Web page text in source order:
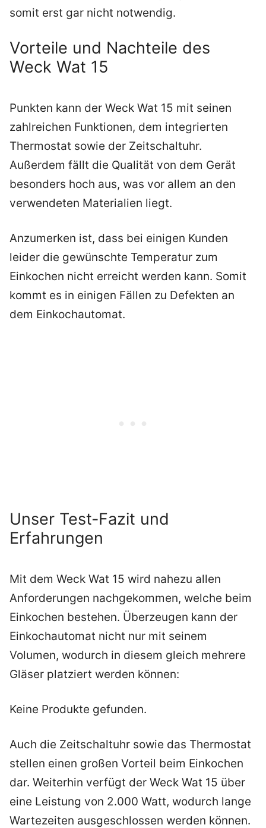
somit erst gar nicht notwendig.
Vorteile und Nachteile des
Weck Wat 15
Punkten kann der Weck Wat 15 mit seinen
zahlreichen Funktionen, dem integrierten
Thermostat sowie der Zeitschaltuhr.
Außerdem fällt die Qualität von dem Gerät
besonders hoch aus, was vor allem an den
verwendeten Materialien liegt.
Anzumerken ist, dass bei einigen Kunden
leider die gewünschte Temperatur zum
Einkochen nicht erreicht werden kann. Somit
kommt es in einigen Fällen zu Defekten an
dem Einkochautomat.
Unser Test-Fazit und
Erfahrungen
Mit dem Weck Wat 15 wird nahezu allen
Anforderungen nachgekommen, welche beim
Einkochen bestehen. Überzeugen kann der
Einkochautomat nicht nur mit seinem
Volumen, wodurch in diesem gleich mehrere
Gläser platziert werden können:
Keine Produkte gefunden.
Auch die Zeitschaltuhr sowie das Thermostat
stellen einen großen Vorteil beim Einkochen
dar. Weiterhin verfügt der Weck Wat 15 über
eine Leistung von 2.000 Watt, wodurch lange
Wartezeiten ausgeschlossen werden können.